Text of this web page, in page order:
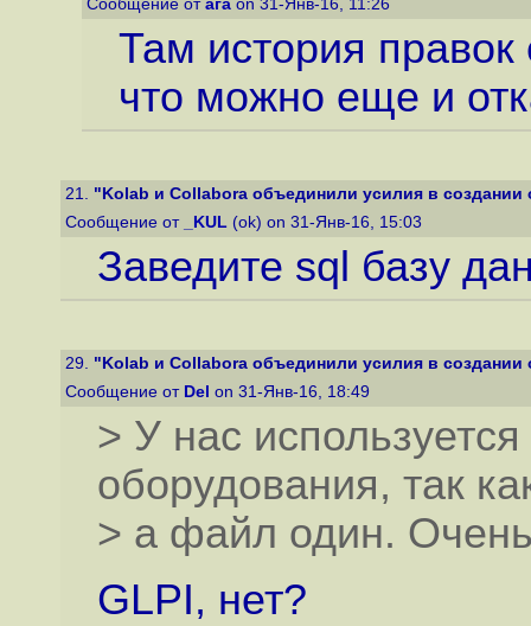
Сообщение от ага on 31-Янв-16, 11:26
Там история правок
что можно еще и
21. "Kolab и Collabora объединили усилия в создании
Сообщение от
_KUL (ok) on 31-Янв-16, 15:03
Заведите sql базу
29. "Kolab и Collabora объединили усилия в создании
Сообщение от Del on 31-Янв-16, 18:49
> У нас
оборудования, так
> а файл один.
GLPI, нет?